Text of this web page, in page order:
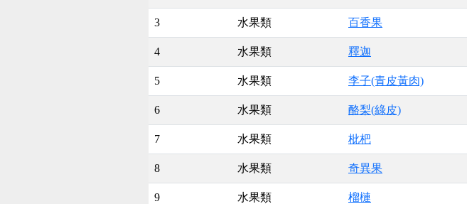
3 水果類 百香果
4 水果類 釋迦
5 水果類 李子(青皮黃肉)
6 水果類 酪梨(綠皮)
7 水果類 枇杷
8 水果類 奇異果
9 水果類 榴槤